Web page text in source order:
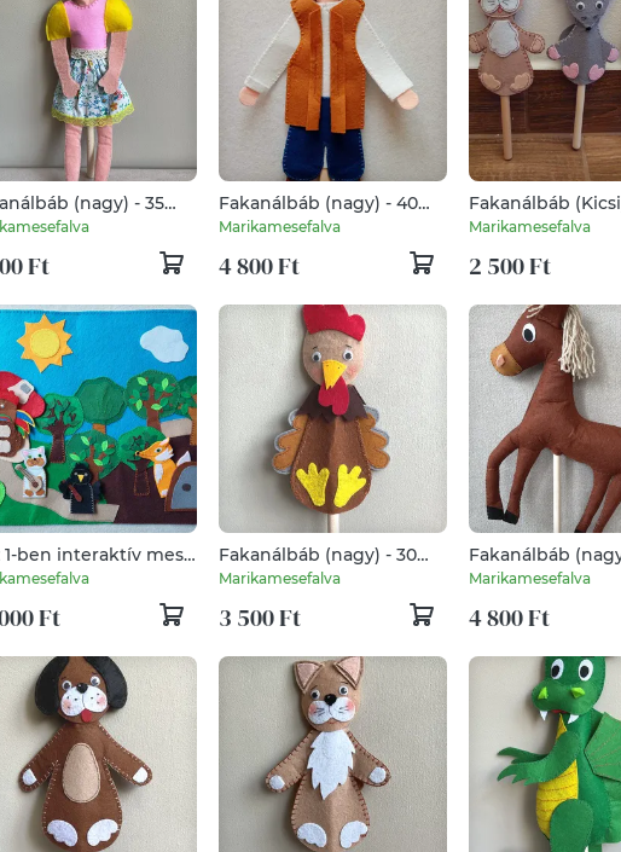
(nagy) - 35
Ft
Fakanálbáb (nagy) - 40
cm (Ember)
Marikamesefalva
4 800 Ft
Fakanálbáb
Marikamesefalva
2 500 Ft
1-ben interaktív mese
és az
Ft
Fakanálbáb (nagy) - 30
cm (Kakas)
Marikamesefalva
3 500 Ft
Fakanálbáb
cm (Paripa)
Marikamesefalva
4 800 Ft